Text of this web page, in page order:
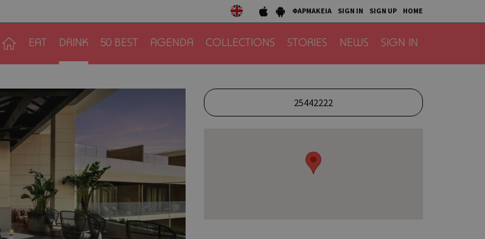
ΦΑΡΜΑΚΕΙΑ SIGN IN SIGN UP HOME
EAT DRINK 50 BEST AGENDA COLLECTIONS STORIES NEWS SIGN IN
25442222